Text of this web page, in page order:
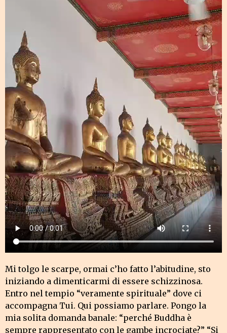
Mi tolgo le scarpe, ormai c’ho fatto l’abitudine, sto
iniziando a dimenticarmi di essere schizzinosa.
Entro nel tempio “veramente spirituale” dove ci
accompagna Tui. Qui possiamo parlare. Pongo la
mia solita domanda banale: “perché Buddha è
sempre rappresentato con le gambe incrociate?” “Si